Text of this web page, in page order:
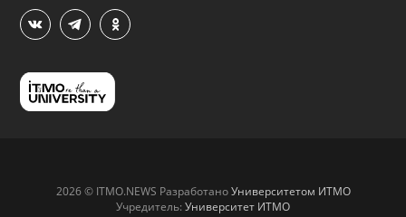
2026 © ITMO.NEWS РазработаноУниверситетом ИТМО
Учредитель: Университет ИТМО